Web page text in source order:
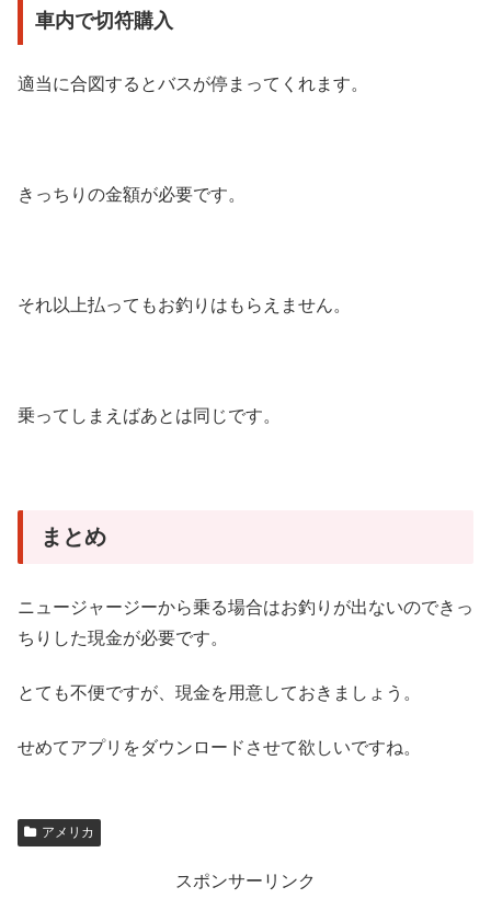
車内で切符購入
適当に合図するとバスが停まってくれます。
きっちりの金額が必要です。
それ以上払ってもお釣りはもらえません。
乗ってしまえばあとは同じです。
まとめ
ニュージャージーから乗る場合はお釣りが出ないのできっ
ちりした現金が必要です。
とても不便ですが、現金を用意しておきましょう。
せめてアプリをダウンロードさせて欲しいですね。
アメリカ
スポンサーリンク